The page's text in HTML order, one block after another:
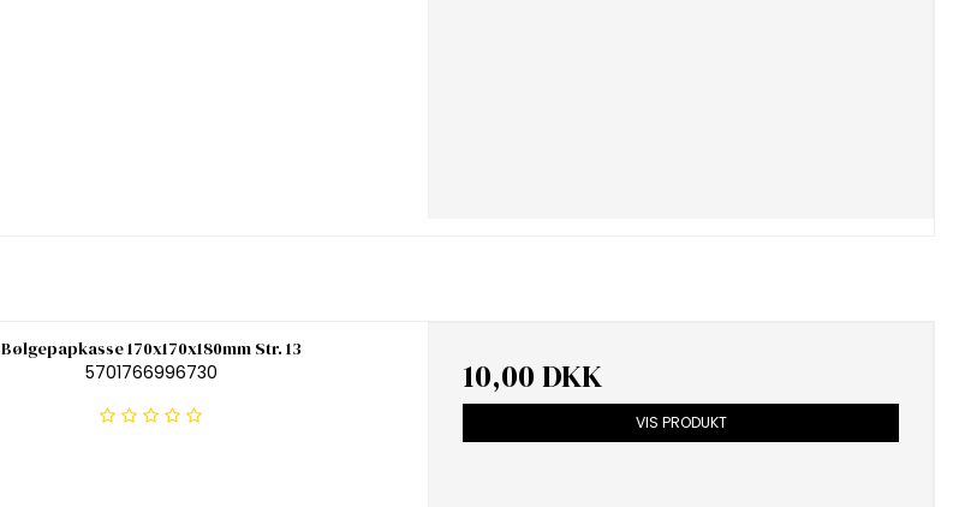
Bølgepapkasse 170x170x180mm Str. 13
5701766996730
10,00 DKK
VIS PRODUKT